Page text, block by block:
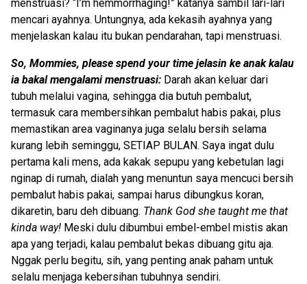
menstruasi? “I’m hemmorrhaging!” katanya sambil lari-lari
mencari ayahnya. Untungnya, ada kekasih ayahnya yang
menjelaskan kalau itu bukan pendarahan, tapi menstruasi.
So, Mommies, please spend your time jelasin ke anak kalau
ia bakal mengalami menstruasi: Darah akan keluar dari
tubuh melalui vagina, sehingga dia butuh pembalut,
termasuk cara membersihkan pembalut habis pakai, plus
memastikan area vaginanya juga selalu bersih selama
kurang lebih seminggu, SETIAP BULAN. Saya ingat dulu
pertama kali mens, ada kakak sepupu yang kebetulan lagi
nginap di rumah, dialah yang menuntun saya mencuci bersih
pembalut habis pakai, sampai harus dibungkus koran,
dikaretin, baru deh dibuang. Thank God she taught me that
kinda way! Meski dulu dibumbui embel-embel mistis akan
apa yang terjadi, kalau pembalut bekas dibuang gitu aja.
Nggak perlu begitu, sih, yang penting anak paham untuk
selalu menjaga kebersihan tubuhnya sendiri.